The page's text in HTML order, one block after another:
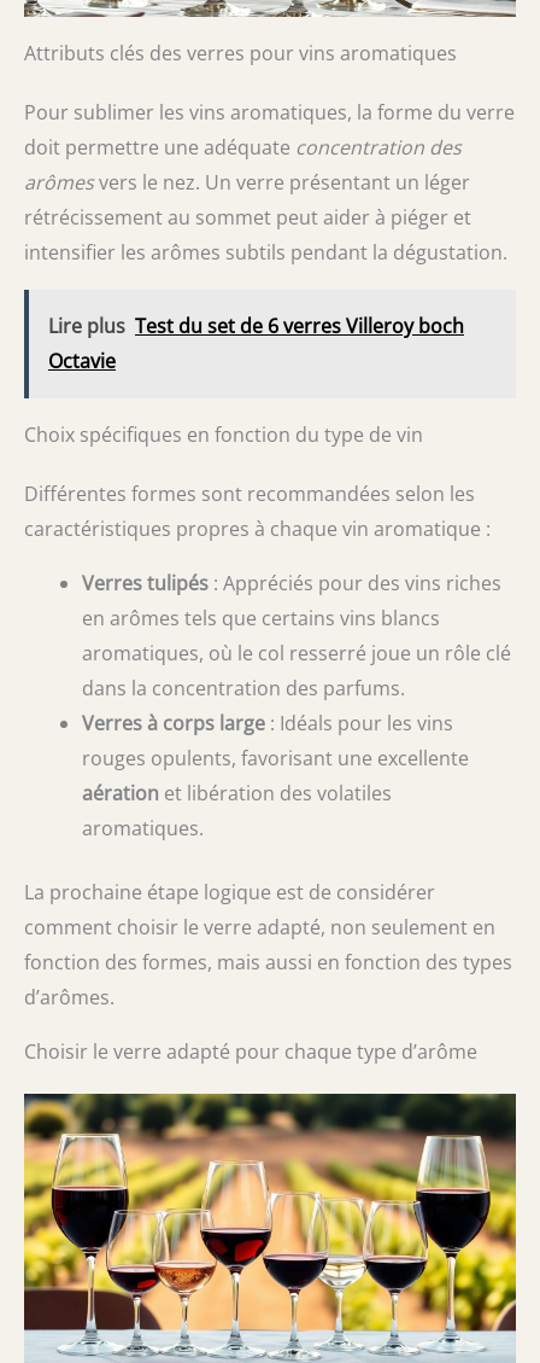
Attributs clés des verres pour vins aromatiques
Pour sublimer les vins aromatiques, la forme du verre
doit permettre une adéquate concentration des
arômesvers le nez. Un verre présentant un léger
rétrécissement au sommet peut aider à piéger et
intensifier les arômes subtils pendant la dégustation.
Lire plus Test du set de 6 verres Villeroy boch
Octavie
Choix spécifiques en fonction du type de vin
Différentes formes sont recommandées selon les
caractéristiques propres à chaque vin aromatique :
Verres tulipés : Appréciés pour des vins riches
en arômes tels que certains vins blancs
aromatiques, où le col resserré joue un rôle clé
dans la concentration des parfums.
Verres à corps large : Idéals pour les vins
rouges opulents, favorisant une excellente
aération et libération des volatiles
aromatiques.
La prochaine étape logique est de considérer
comment choisir le verre adapté, non seulement en
fonction des formes, mais aussi en fonction des types
d’arômes.
Choisir le verre adapté pour chaque type d’arôme